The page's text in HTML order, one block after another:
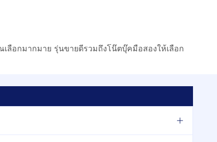
อกมากมาย รุ่นขายดีรวมถึงโน๊ตบุ๊คมือสองให้เลือก